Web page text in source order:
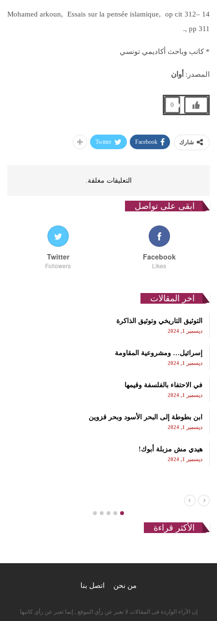
14 –312 Mohamed arkoun, Essais sur la pensée islamique, op cit
, pp 311.
* كاتب وباحث أكاديمي تونسي
المصدر: أوان
0
شارك Facebook
Twitter
التعليقات مغلقة.
ابقى على تواصل
Facebook
Likes
Twitter
Followers
اخر المقالات
التوثيق التاريخي وتوثيق الذاكرة
ديسمبر 1, 2024
إسرائيل… ومشروعية المقاومة
ديسمبر 1, 2024
في الاحتفاء بالفلسفة وقيمها
ديسمبر 1, 2024
ابن بطوطة إلى البحر الأسود وبحر قزوين
ديسمبر 1, 2024
هيدي مش مزبلة أبوك!
ديسمبر 1, 2024
الأكثر قراءة
من نحن اتصل بنا
إن الآراء الواردة فى المقالات لا تعبر عن رأي الموقع , إنما تعبر عن رأي كاتبها